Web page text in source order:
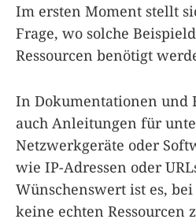
Im ersten Moment stellt
Frage, wo solche
Ressourcen benötigt
In Dokumentationen und
auch Anleitungen für
Netzwerkgeräte oder
wie IP-Adressen oder
Wünschenswert ist es,
keine echten Ressourcen